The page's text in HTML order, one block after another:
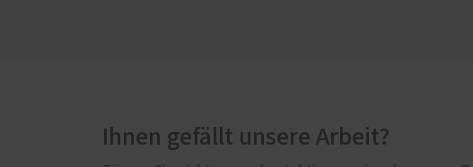
Ihnen gefällt unsere Arbeit?